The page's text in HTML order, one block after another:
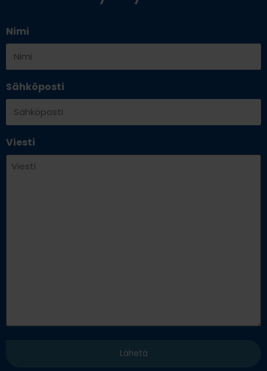
Nimi
Sähköposti
Viesti